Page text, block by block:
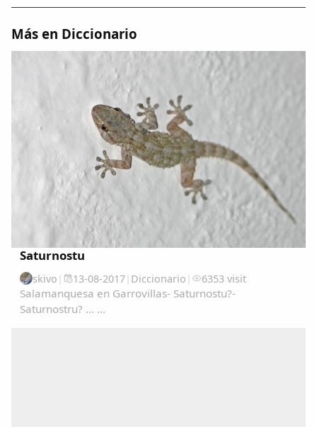
Apodos
Peñas
La palra
Modo oscuro
Más en Diccionario
Saturnostu
skivo | 13-08-2017| Diccionario | 6353 visit
Salamanquesa en Garrovillas- Saturnostu?-
Saturnostru? ... ...